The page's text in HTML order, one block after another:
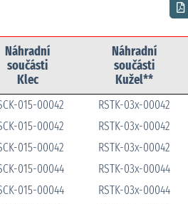
Náhradní
součásti
Klec
Náhradní
součásti
Kužel**
015-00042 RSTK-03x-00042
015-00042 RSTK-03x-00042
015-00042 RSTK-03x-00042
015-00044 RSTK-03x-00044
015-00044 RSTK-03x-00044